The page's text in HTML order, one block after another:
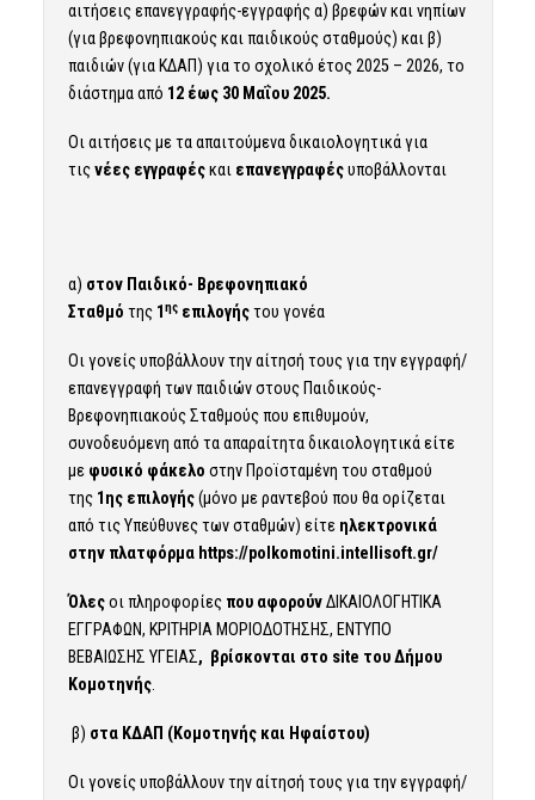
αιτήσεις επανεγγραφής-εγγραφής α) βρεφών και νηπίων
(για βρεφονηπιακούς και παιδικούς σταθμούς) και β)
παιδιών (για ΚΔΑΠ) για το σχολικό έτος 2025 – 2026, το
διάστημα από 12 έως 30 Μαΐου 2025.
Οι αιτήσεις με τα απαιτούμενα δικαιολογητικά για
τιςνέες εγγραφέςκαι επανεγγραφέςυποβάλλονται
α) στον Παιδικό- Βρεφονηπιακό
Σταθμό της 1ηςεπιλογήςτου γονέα
Οι γονείς υποβάλλουν την αίτησή τους για την εγγραφή/
επανεγγραφή των παιδιών στους Παιδικούς-
Βρεφονηπιακούς Σταθμούς που επιθυμούν,
συνοδευόμενη από τα απαραίτητα δικαιολογητικά είτε
με φυσικό φάκελο στην Προϊσταμένη του σταθμού
της 1ης επιλογής(μόνο με ραντεβού που θα ορίζεται
από τις Υπεύθυνες των σταθμών) είτε ηλεκτρονικά
στην πλατφόρμα https://polkomotini.intellisoft.gr/
Όλεςοι πληροφορίεςπου αφορούνΔΙΚΑΙΟΛΟΓΗΤΙΚΑ
ΕΓΓΡΑΦΩΝ, ΚΡΙΤΗΡΙΑ ΜΟΡΙΟΔΟΤΗΣΗΣ, ΕΝΤΥΠΟ
ΒΕΒΑΙΩΣΗΣ ΥΓΕΙΑΣ, βρίσκονται στο site του Δήμου
Κομοτηνής.
β) στα ΚΔΑΠ (Κομοτηνής και Ηφαίστου)
Οι γονείς υποβάλλουν την αίτησή τους για την εγγραφή/